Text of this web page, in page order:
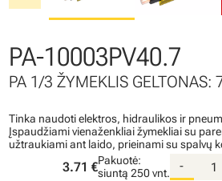
PA-10003PV40.7
PA 1/3 ŽYMEKLIS GELTONAS:
Tinka naudoti elektros, hidraulikos ir
Įspaudžiami vienaženkliai žymekliai su
užtraukiami ant laido, prieinami su spalvų
3.71 €Pakuotė:
siuntą 250 vnt.
-